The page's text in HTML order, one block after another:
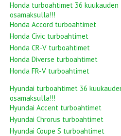
Honda turboahtimet 36
osamaksulla!!!
Honda Accord turboahtimet
Honda Civic turboahtimet
Honda CR-V turboahtimet
Honda Diverse turboahtimet
Honda FR-V turboahtimet
Hyundai turboahtimet 36
osamaksulla!!!
Hyundai Accent turboahtimet
Hyundai Chrorus turboahtimet
Hyundai Coupe S turboahtimet